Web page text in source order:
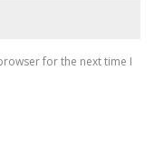
for the next time I